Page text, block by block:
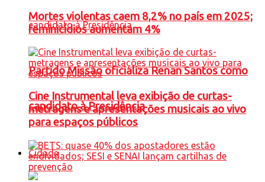
Partido Missão oficializa Renan Santos como
candidato à Presidência
Cidade
Mortes violentas caem 8,2% no país em 2025;
feminicídios aumentam 4%
Cine Instrumental leva exibição de curtas-
metragens e apresentações musicais ao vivo
para espaços públicos